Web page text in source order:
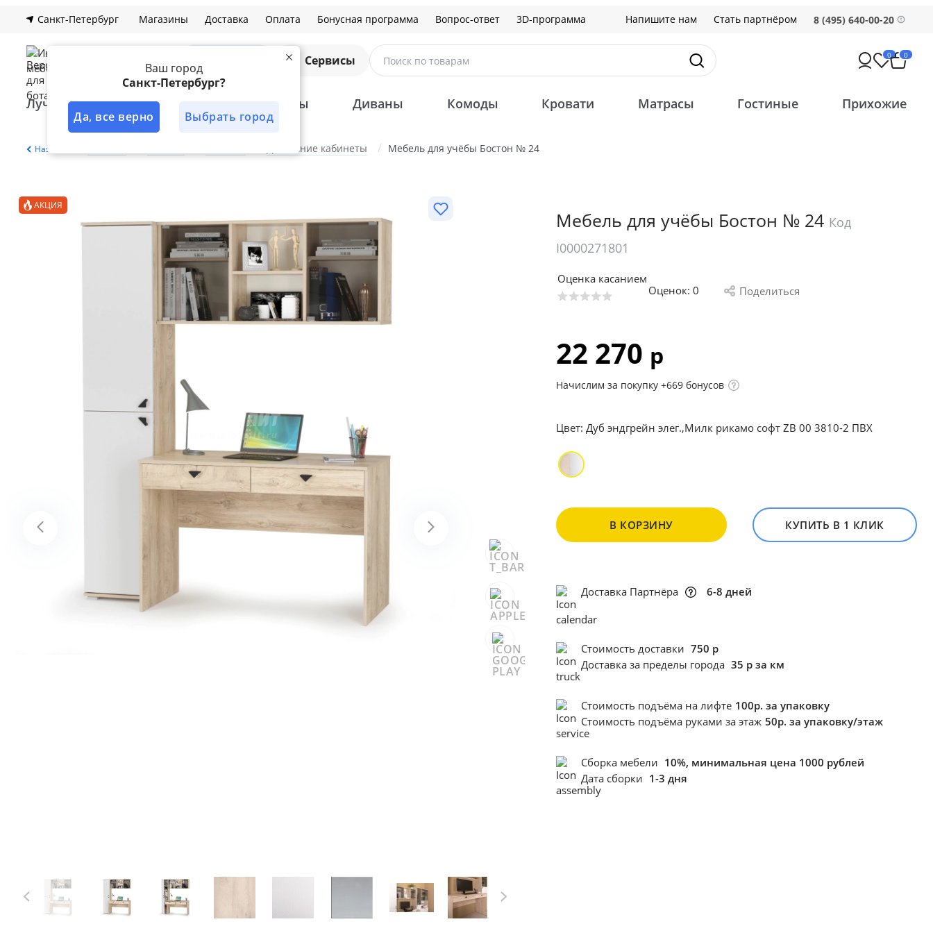
Ваш город
Санкт-Петербург?
Да, все верно Выбрать город
Санкт-Петербург Магазины Доставка Оплата Бонусная программа Вопрос-ответ 3D-программа Напишите нам Стать партнёром 8 (495) 640-00-20
Сервисы Поиск по товарам 0 0
Лучшее решение Шкафы Диваны Комоды Кровати Матрасы Гостиные Прихожие
Назад Домашние кабинеты Мебель для учёбы Бостон № 24
АКЦИЯ
Мебель для учёбы Бостон № 24 Код
I0000271801
Оценка касанием
Оценок: 0 Поделиться
22 270 р
Начислим за покупку +669 бонусов
Цвет: Дуб эндгрейн элег.,Милк рикамо софт ZB 00 3810-2 ПВХ
В КОРЗИНУ КУПИТЬ В 1 КЛИК
Доставка Партнёра 6-8 дней
Стоимость доставки 750 р
Доставка за пределы города 35 р за км
Стоимость подъёма на лифте 100р. за упаковку
Стоимость подъёма руками за этаж 50р. за упаковку/этаж
Сборка мебели 10%, минимальная цена 1000 рублей
Дата сборки 1-3 дня